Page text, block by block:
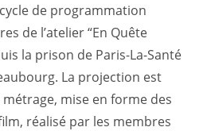
de programmation
de l’atelier “En Quête
la prison de Paris-La-Santé
La projection est
mise en forme des
réalisé par les membres